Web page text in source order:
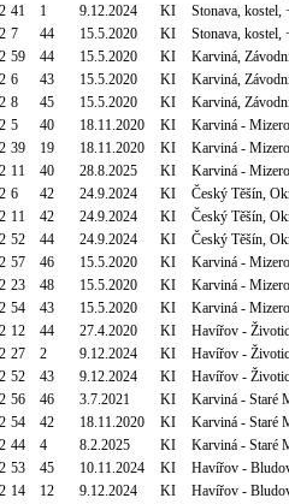
41 1 9.12.2024 KI
Stonava, kostel,
7 44 15.5.2020 KI
Stonava, kostel,
59 44 15.5.2020 KI
Karviná,
6 43 15.5.2020 KI
Karviná,
8 45 15.5.2020 KI
Karviná,
5 40 18.11.2020 KI
Karviná -
39 19 18.11.2020 KI
Karviná -
11 40 28.8.2025 KI
Karviná -
6 42 24.9.2024 KI
Český Těšín,
11 42 24.9.2024 KI
Český Těšín,
52 44 24.9.2024 KI
Český Těšín,
57 46 15.5.2020 KI
Karviná -
23 48 15.5.2020 KI
Karviná -
54 43 15.5.2020 KI
Karviná -
12 44 27.4.2020 KI
Havířov -
27 2 9.12.2024 KI
Havířov -
52 43 9.12.2024 KI
Havířov -
56 46 3.7.2021 KI
Karviná - Staré
54 42 18.11.2020 KI
Karviná - Staré
44 4 8.2.2025 KI
Karviná - Staré
53 45 10.11.2024 KI
Havířov -
14 12 9.12.2024 KI
Havířov -